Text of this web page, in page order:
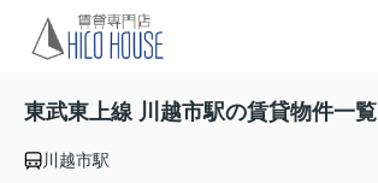
東武東上線 川越市駅の賃貸物件一覧
川越市駅